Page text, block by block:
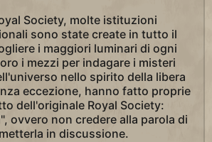
Society, molte istituzioni
sono state create in tutto il
i maggiori luminari di ogni
i mezzi per indagare i misteri
nello spirito della libera
eccezione, hanno fatto proprie
dell'originale Royal Society:
ovvero non credere alla parola di
in discussione.